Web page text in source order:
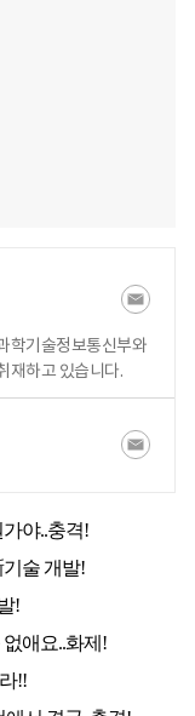
학기술정보통신부와
재하고 있습니다.